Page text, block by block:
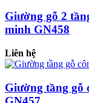
Giường gỗ 2
minh GN458
Liên hệ
Giường tầng gỗ